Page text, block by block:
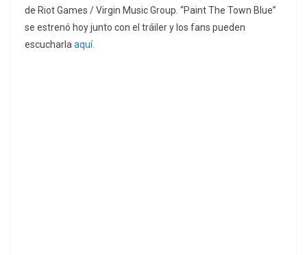
de Riot Games / Virgin Music Group. “Paint The Town Blue”
se estrenó hoy junto con el tráiler y los fans pueden
escucharla aquí.